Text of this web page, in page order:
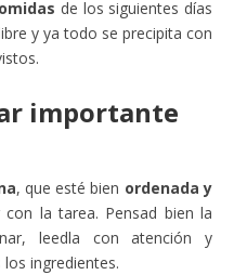
de los siguientes días
y ya todo se precipita con
importante
, que esté bien ordenada y
la tarea. Pensad bien la
leedla con atención y
ingredientes.